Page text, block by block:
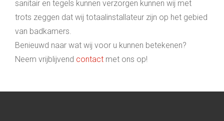
sanitair en tegels kunnen verzorgen kunnen wij met
trots zeggen dat wij totaalinstallateur zijn op het gebied
van badkamers.
Benieuwd naar wat wij voor u kunnen betekenen?
Neem vrijblijvend contact met ons op!